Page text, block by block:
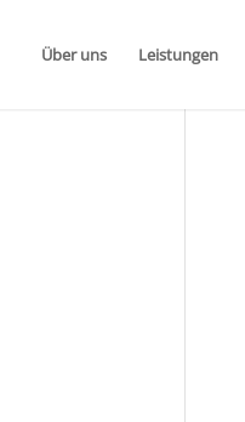
Über uns Leistungen